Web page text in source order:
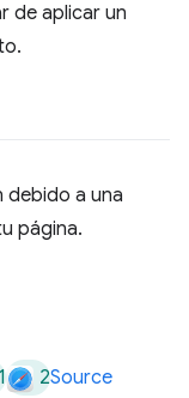
de aplicar un
debido a una
página.
1 2Source